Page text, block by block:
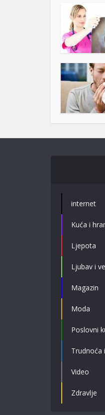
internet
Kuća i
Ljepota
Ljubav i
Magazin
Moda
Poslovni
Trudnoća
Video
Zdravlje